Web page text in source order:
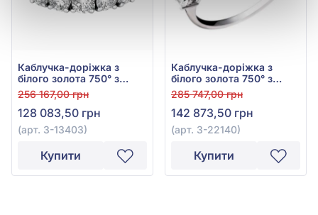
Каблучка-доріжка з
білого золота 750° з
діамантами 0,98ct, арт.
3-13403
256 167,00 грн
128 083,50 грн
(арт. 3-13403)
Купити
Каблучка-доріжка з
білого золота 750° з
діамантами 1,04ct, арт.
3-22140
285 747,00 грн
142 873,50 грн
(арт. 3-22140)
Купити